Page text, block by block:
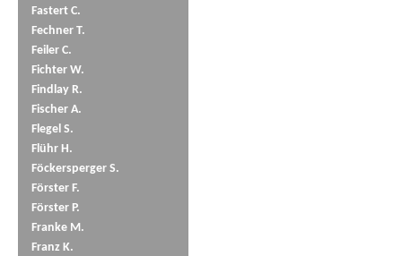
Fastert C.
Fechner T.
Feiler C.
Fichter W.
Findlay R.
Fischer A.
Flegel S.
Flühr H.
Föckersperger S.
Förster F.
Förster P.
Franke M.
Franz K.